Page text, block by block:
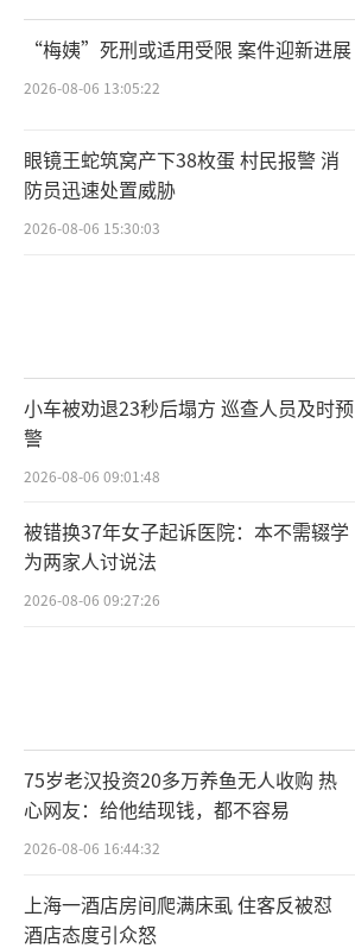
“梅姨”死刑或适用受限 案件迎新进展
2026-08-06 13:05:22
眼镜王蛇筑窝产下38枚蛋 村民报警 消
防员迅速处置威胁
2026-08-06 15:30:03
小车被劝退23秒后塌方 巡查人员及时预
警
2026-08-06 09:01:48
被错换37年女子起诉医院：本不需辍学
为两家人讨说法
2026-08-06 09:27:26
75岁老汉投资20多万养鱼无人收购 热
心网友：给他结现钱，都不容易
2026-08-06 16:44:32
上海一酒店房间爬满床虱 住客反被怼
酒店态度引众怒